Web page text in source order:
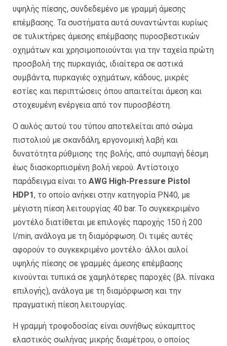
υψηλής πίεσης, συνδεδεμένο με γραμμή άμεσης
επέμβασης. Τα συστήματα αυτά συναντώνται κυρίως
σε τυλικτήρες άμεσης επέμβασης πυροσβεστικών
οχημάτων και χρησιμοποιούνται για την ταχεία πρώτη
προσβολή της πυρκαγιάς, ιδιαίτερα σε αστικά
συμβάντα, πυρκαγιές οχημάτων, κάδους, μικρές
εστίες και περιπτώσεις όπου απαιτείται άμεση και
στοχευμένη ενέργεια από τον πυροσβέστη.
Ο αυλός αυτού του τύπου αποτελείται από σώμα
πιστολιού με σκανδάλη, εργονομική λαβή και
δυνατότητα ρύθμισης της βολής, από συμπαγή δέσμη
έως διασκορπισμένη βολή νερού. Αντίστοιχο
παράδειγμα είναι το AWG High-Pressure Pistol
HDP1, το οποίο ανήκει στην κατηγορία PN40, με
μέγιστη πίεση λειτουργίας 40 bar. Το συγκεκριμένο
μοντέλο διατίθεται με επιλογές παροχής 150 ή 200
l/min, ανάλογα με τη διαμόρφωση. Οι τιμές αυτές
αφορούν το συγκεκριμένο μοντέλο· άλλοι αυλοί
υψηλής πίεσης σε γραμμές άμεσης επέμβασης
κινούνται τυπικά σε χαμηλότερες παροχές (βλ. πίνακα
επιλογής), ανάλογα με τη διαμόρφωση και την
πραγματική πίεση λειτουργίας.
Η γραμμή τροφοδοσίας είναι συνήθως εύκαμπτος
ελαστικός σωλήνας μικρής διαμέτρου, ο οποίος